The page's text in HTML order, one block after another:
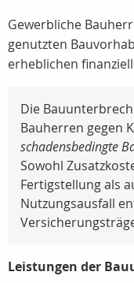
Gewerbliche
genutzten
erheblichen
Die
Bauherren gegen
schadensbedingte
Sowohl
Fertigstellung als
Nutzungsausfall
Leistungen der